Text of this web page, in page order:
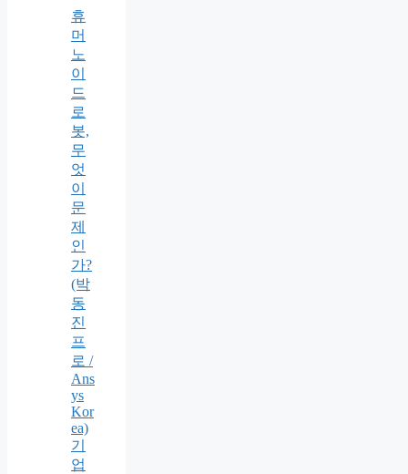
휴
머
노
이
드
로
봇,
무
엇
이
문
제
인
가?
(박
동
진
프
로 /
Ans
ys
Kor
ea)
기
업